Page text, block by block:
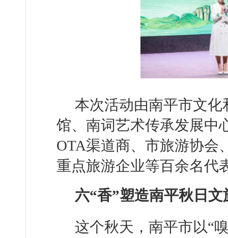
本次活动由南平市文
馆、南词艺术传承发展中
OTA渠道商、市旅游协会
重点旅游企业等百余名代
六“香”塑造南平秋日文
这个秋天，南平市以“